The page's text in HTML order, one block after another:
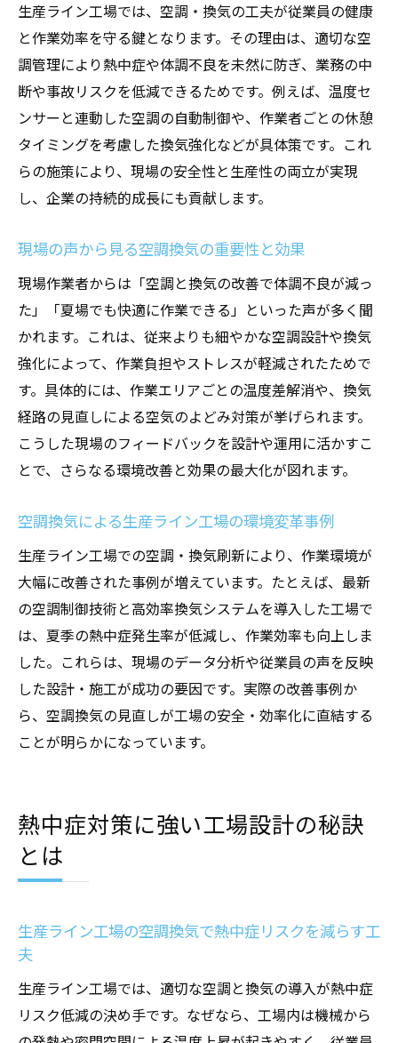
労働安全衛生規則に沿った換気の実践ポイ
ント
エネルギー効率を考慮した空調設計の進め方
省エネを実現する生産ライン工場の空調換
気設計
エネルギー効率向上に役立つ空調換気の工
夫
新事例
空調換気で生産ライン工場のコスト削減を
図る
環境負荷低減に貢献する空調換気の設計戦
略
エネルギー効率を高める空調換気の実践方
法
現場環境改善には最新空調施工が有効
生産ライン工場の環境改善に効く最新空調
現場ごとに最適化できる空調施工のポイン
ト
空調換気施工で作業現場を快適環境へ導く
施工の工夫が生産ライン工場の安全性を高
める
最新空調施工事例から学ぶ改善のヒント
生産ライン工場の空調換気導入時の注意点
従業員の健康管理を強化する換気の工夫
換気強化で従業員の健康リスクを軽減する
快適な空間作りは空調換気から始まる
気対策
に貢献
健康経営を目指す生産ライン工場の換気戦
生産ライン工場では、空調・換気の工夫が従業員の健康
と作業効率を守る鍵となります。その理由は、適切な空
調管理により熱中症や体調不良を未然に防ぎ、業務の中
断や事故リスクを低減できるためです。例えば、温度セ
ンサーと連動した空調の自動制御や、作業者ごとの休憩
タイミングを考慮した換気強化などが具体策です。これ
らの施策により、現場の安全性と生産性の両立が実現
し、企業の持続的成長にも貢献します。
現場の声から見る空調換気の重要性と効果
現場作業者からは「空調と換気の改善で体調不良が減っ
た」「夏場でも快適に作業できる」といった声が多く聞
かれます。これは、従来よりも細やかな空調設計や換気
強化によって、作業負担やストレスが軽減されたためで
す。具体的には、作業エリアごとの温度差解消や、換気
経路の見直しによる空気のよどみ対策が挙げられます。
こうした現場のフィードバックを設計や運用に活かすこ
とで、さらなる環境改善と効果の最大化が図れます。
空調換気による生産ライン工場の環境変革事例
生産ライン工場での空調・換気刷新により、作業環境が
大幅に改善された事例が増えています。たとえば、最新
の空調制御技術と高効率換気システムを導入した工場で
は、夏季の熱中症発生率が低減し、作業効率も向上しま
した。これらは、現場のデータ分析や従業員の声を反映
した設計・施工が成功の要因です。実際の改善事例か
ら、空調換気の見直しが工場の安全・効率化に直結する
ことが明らかになっています。
熱中症対策に強い工場設計の秘訣
とは
生産ライン工場の空調換気で熱中症リスクを減らす工
夫
生産ライン工場では、適切な空調と換気の導入が熱中症
リスク低減の決め手です。なぜなら、工場内は機械から